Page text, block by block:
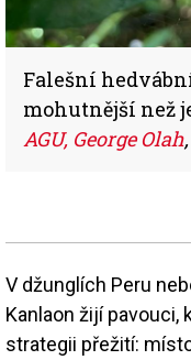
Falešní
mohutnější než
AGU, George Olah,
V džunglích Peru
Kanlaon žijí pavouci,
strategii přežití: